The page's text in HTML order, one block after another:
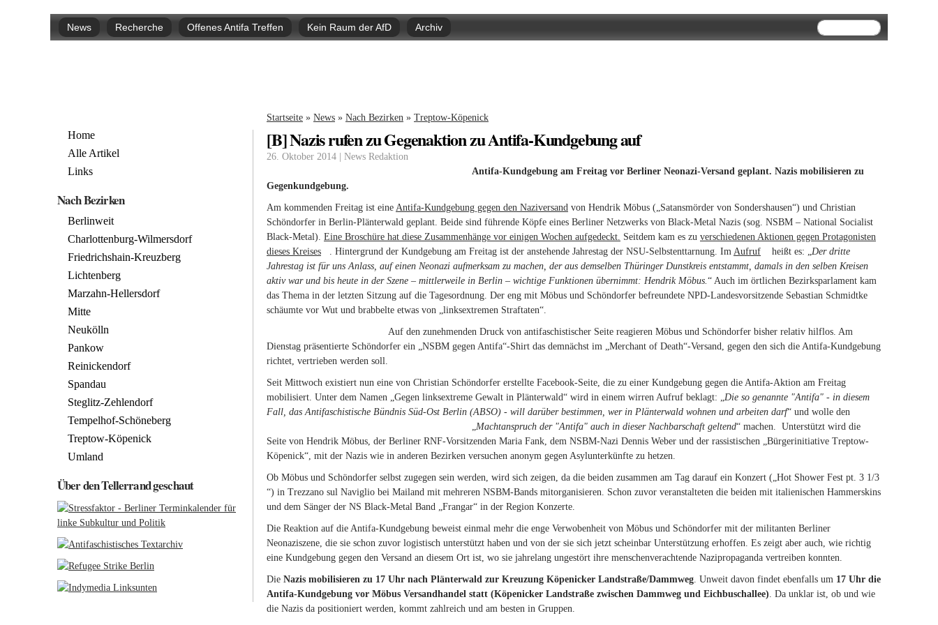
zum
Inhalt
Hauptmenü
News Recherche Offenes Antifa Treffen Kein Raum der AfD Archiv Suchformular
Suche
Sie sind hier
Startseite » News » Nach Bezirken » Treptow-Köpenick
Home
Alle Artikel
Links
Nach Bezirken
Berlinweit
Charlottenburg-Wilmersdorf
Friedrichshain-Kreuzberg
Lichtenberg
Marzahn-Hellersdorf
Mitte
Neukölln
Pankow
Reinickendorf
Spandau
Steglitz-Zehlendorf
Tempelhof-Schöneberg
Treptow-Köpenick
Umland
Über den Tellerrand geschaut
[B] Nazis rufen zu Gegenaktion zu Antifa-Kundgebung auf
26. Oktober 2014 | News Redaktion
Antifa-Kundgebung am Freitag vor Berliner Neonazi-Versand geplant. Nazis mobilisieren zu
Gegenkundgebung.
Am kommenden Freitag ist eine Antifa-Kundgebung gegen den Naziversand von Hendrik Möbus („Satansmörder von Sondershausen“) und Christian
Schöndorfer in Berlin-Plänterwald geplant. Beide sind führende Köpfe eines Berliner Netzwerks von Black-Metal Nazis (sog. NSBM – National Socialist
Black-Metal). Eine Broschüre hat diese Zusammenhänge vor einigen Wochen aufgedeckt. Seitdem kam es zu verschiedenen Aktionen gegen Protagonisten
dieses Kreises (link is external)
. Hintergrund der Kundgebung am Freitag ist der anstehende Jahrestag der NSU-Selbstenttarnung. Im Aufruf (link is external)
heißt es: „Der dritte
Jahrestag ist für uns Anlass, auf einen Neonazi aufmerksam zu machen, der aus demselben Thüringer Dunstkreis entstammt, damals in den selben Kreisen
aktiv war und bis heute in der Szene – mittlerweile in Berlin – wichtige Funktionen übernimmt: Hendrik Möbus.“ Auch im örtlichen Bezirksparlament kam
das Thema in der letzten Sitzung auf die Tagesordnung. Der eng mit Möbus und Schöndorfer befreundete NPD-Landesvorsitzende Sebastian Schmidtke
schäumte vor Wut und brabbelte etwas von „linksextremen Straftaten“.
Auf den zunehmenden Druck von antifaschistischer Seite reagieren Möbus und Schöndorfer bisher relativ hilflos. Am
Dienstag präsentierte Schöndorfer ein „NSBM gegen Antifa“-Shirt das demnächst im „Merchant of Death“-Versand, gegen den sich die Antifa-Kundgebung
richtet, vertrieben werden soll.
Seit Mittwoch existiert nun eine von Christian Schöndorfer erstellte Facebook-Seite, die zu einer Kundgebung gegen die Antifa-Aktion am Freitag
mobilisiert. Unter dem Namen „Gegen linksextreme Gewalt in Plänterwald“ wird in einem wirren Aufruf beklagt: „Die so genannte "Antifa" - in diesem
Fall, das Antifaschistische Bündnis Süd-Ost Berlin (ABSO) - will darüber bestimmen, wer in Plänterwald wohnen und arbeiten darf“ und wolle den
„Machtanspruch der "Antifa" auch in dieser Nachbarschaft geltend“ machen. Unterstützt wird die
Seite von Hendrik Möbus, der Berliner RNF-Vorsitzenden Maria Fank, dem NSBM-Nazi Dennis Weber und der rassistischen „Bürgerinitiative Treptow-
Köpenick“, mit der Nazis wie in anderen Bezirken versuchen anonym gegen Asylunterkünfte zu hetzen.
Ob Möbus und Schöndorfer selbst zugegen sein werden, wird sich zeigen, da die beiden zusammen am Tag darauf ein Konzert („Hot Shower Fest pt. 3 1/3
“) in Trezzano sul Naviglio bei Mailand mit mehreren NSBM-Bands mitorganisieren. Schon zuvor veranstalteten die beiden mit italienischen Hammerskins
und dem Sänger der NS Black-Metal Band „Frangar“ in der Region Konzerte.
Die Reaktion auf die Antifa-Kundgebung beweist einmal mehr die enge Verwobenheit von Möbus und Schöndorfer mit der militanten Berliner
Neonaziszene, die sie schon zuvor logistisch unterstützt haben und von der sie sich jetzt scheinbar Unterstützung erhoffen. Es zeigt aber auch, wie richtig
eine Kundgebung gegen den Versand an diesem Ort ist, wo sie jahrelang ungestört ihre menschenverachtende Nazipropaganda vertreiben konnten.
Die Nazis mobilisieren zu 17 Uhr nach Plänterwald zur Kreuzung Köpenicker Landstraße/Dammweg. Unweit davon findet ebenfalls um 17 Uhr die
Antifa-Kundgebung vor Möbus Versandhandel statt (Köpenicker Landstraße zwischen Dammweg und Eichbuschallee). Da unklar ist, ob und wie
die Nazis da positioniert werden, kommt zahlreich und am besten in Gruppen.